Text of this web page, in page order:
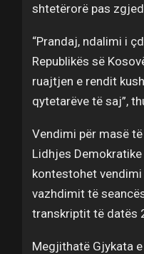
shtetërorë pas
“Prandaj, ndalimi i
Republikës së
ruajtjen e rendit
qytetarëve të saj”,
Vendimi për masë
Lidhjes
kontestohet
vazhdimit të
transkriptit të datës
Megjithatë Gjykata